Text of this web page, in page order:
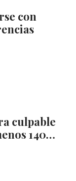
con
culpable
140…